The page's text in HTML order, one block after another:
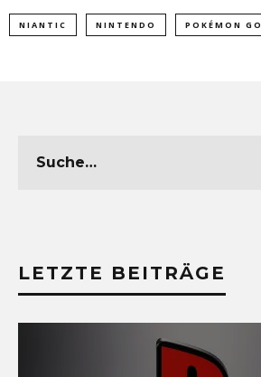
NIANTIC NINTENDO POKÉMON GO
LETZTE BEITRÄGE